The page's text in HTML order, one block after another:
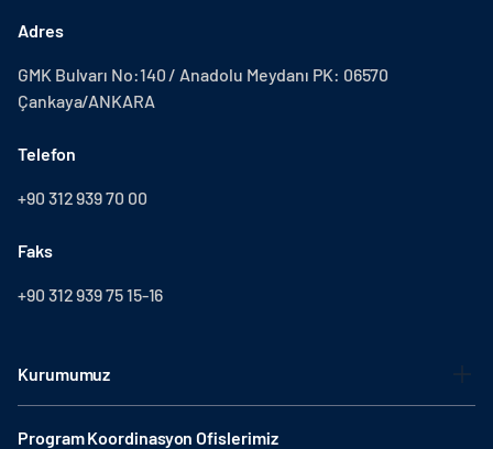
Adres
GMK Bulvarı No:140 / Anadolu Meydanı PK: 06570
Çankaya/ANKARA
Telefon
+90 312 939 70 00
Faks
+90 312 939 75 15-16
Kurumumuz
Program Koordinasyon Ofislerimiz